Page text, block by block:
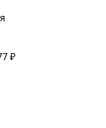
₽